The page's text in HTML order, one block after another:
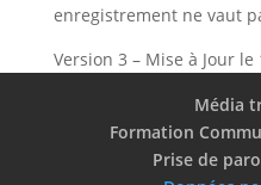
enregistrement ne vaut
Version 3 – Mise à Jour le
Média
Formation
Prise de